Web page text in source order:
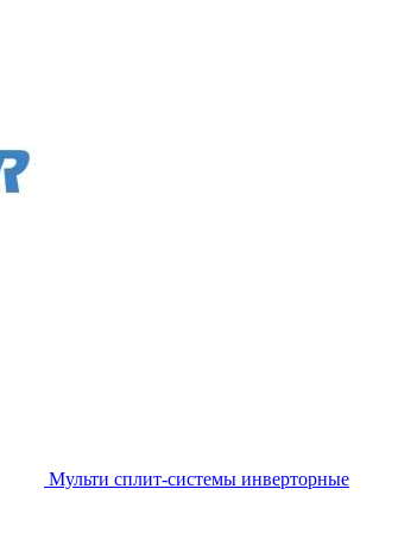
Мульти сплит-системы инверторные